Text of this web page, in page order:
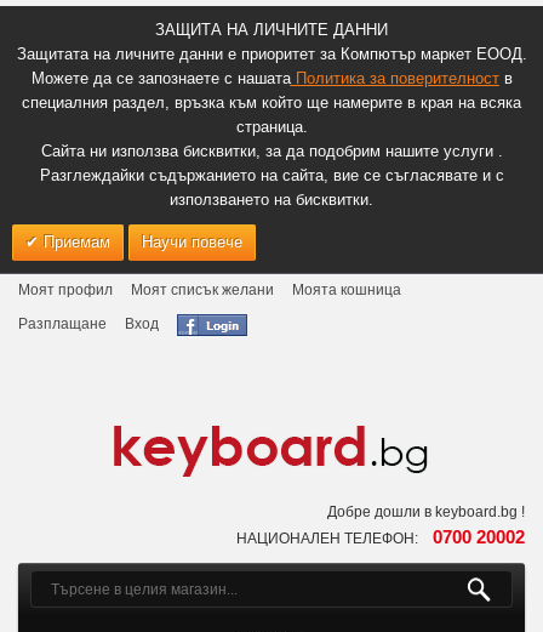
ЗАЩИТА НА ЛИЧНИТЕ ДАННИ
Защитата на личните данни е приоритет за Компютър маркет ЕООД.
Можете да се запознаете с нашатаПолитика за поверителноств
специалния раздел, връзка към който ще намерите в края на всяка
страница.
Сайта ни използва бисквитки, за да подобрим нашите услуги .
Разглеждайки съдържанието на сайта, вие се съгласявате и с
използването на бисквитки.
Приемам Научи повече
Моят профил Моят списък желани
Моята кошница
Разплащане
Вход
Добре дошли в keyboard.bg !
НАЦИОНАЛЕН ТЕЛЕФОН: 0700 20002